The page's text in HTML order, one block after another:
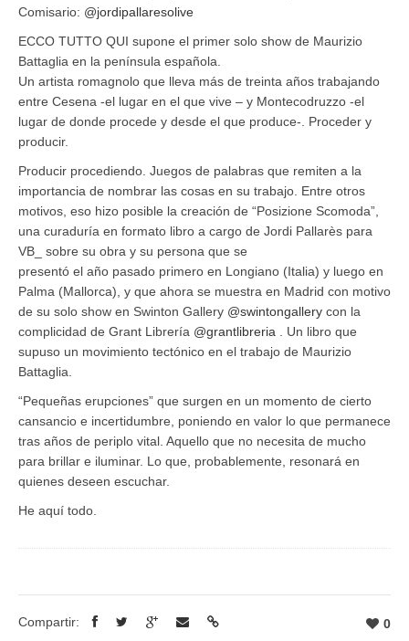
Comisario: @jordipallaresolive
ECCO TUTTO QUI supone el primer solo show de Maurizio
Battaglia en la península española.
Un artista romagnolo que lleva más de treinta años trabajando
entre Cesena -el lugar en el que vive – y Montecodruzzo -el
lugar de donde procede y desde el que produce-. Proceder y
producir.
Producir procediendo. Juegos de palabras que remiten a la
importancia de nombrar las cosas en su trabajo. Entre otros
motivos, eso hizo posible la creación de “Posizione Scomoda”,
una curaduría en formato libro a cargo de Jordi Pallarès para
VB_ sobre su obra y su persona que se
presentó el año pasado primero en Longiano (Italia) y luego en
Palma (Mallorca), y que ahora se muestra en Madrid con motivo
de su solo show en Swinton Gallery @swintongallery con la
complicidad de Grant Librería @grantlibreria . Un libro que
supuso un movimiento tectónico en el trabajo de Maurizio
Battaglia.
“Pequeñas erupciones” que surgen en un momento de cierto
cansancio e incertidumbre, poniendo en valor lo que permanece
tras años de periplo vital. Aquello que no necesita de mucho
para brillar e iluminar. Lo que, probablemente, resonará en
quienes deseen escuchar.
He aquí todo.
Compartir: 0